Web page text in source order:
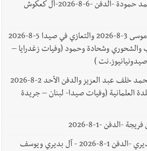
وفاة الحاجة رقية محمد حمودة -الدفن -6-8-2026-آل كعكوش
وفاة مصطفى محمد موسى 3-8-2026 والتعازي في صيدا 5-8-2026
والشحوري وشحادة وحمود (وفيات زغدرايا –
)
وفاة الشاب موسى محمد خلف عبد العزيز والدفن الأحد 2-8-2026
العلمانية (وفيات صيدا- لبنان – جريدة
-الدفن -1-8-2026
وفاة بدرية يوسف بديري -الدفن 1-8-2026 - آل بديري ويوسف